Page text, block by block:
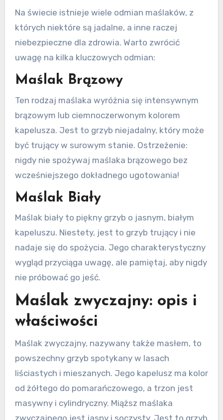
Na świecie istnieje wiele odmian maślaków, z
których niektóre są jadalne, a inne raczej
niebezpieczne dla zdrowia. Warto zwrócić
uwagę na kilka kluczowych odmian:
Maślak Brązowy
Ten rodzaj maślaka wyróżnia się intensywnym
brązowym lub ciemnoczerwonym kolorem
kapelusza. Jest to grzyb niejadalny, który może
być trujący w surowym stanie. Ostrzeżenie:
nigdy nie spożywaj maślaka brązowego bez
wcześniejszego dokładnego ugotowania!
Maślak Biały
Maślak biały to piękny grzyb o jasnym, białym
kapeluszu. Niestety, jest to grzyb trujący i nie
nadaje się do spożycia. Jego charakterystyczny
wygląd przyciąga uwagę, ale pamiętaj, aby nigdy
nie próbować go jeść.
Maślak zwyczajny: opis i
właściwości
Maślak zwyczajny, nazywany także masłem, to
powszechny grzyb spotykany w lasach
liściastych i mieszanych. Jego kapelusz ma kolor
od żółtego do pomarańczowego, a trzon jest
masywny i cylindryczny. Miąższ maślaka
zwyczajnego jest jasny i soczysty. Jest to grzyb